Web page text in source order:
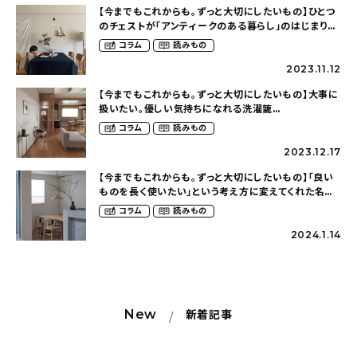
【今までもこれからも。ずっと大切にしたいもの】ひとつ
のチェストが「アンティークのある暮らし」のはじまりに
（um_house2020さん）
コラム 読みもの
2023.11.12
【今までもこれからも。ずっと大切にしたいもの】大事に
扱いたい。優しい気持ちになれる洗濯籠
（kyoka.homeさん）
コラム 読みもの
2023.12.17
【今までもこれからも。ずっと大切にしたいもの】「良い
ものを長く使いたい」という考え方に変えてくれた名作
チェア（sen__ieさん）
コラム 読みもの
2024.1.14
New 新着記事